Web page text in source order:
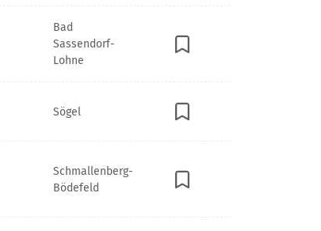
Bad
Sassendorf-
Lohne
Sögel
Schmallenberg-
Bödefeld